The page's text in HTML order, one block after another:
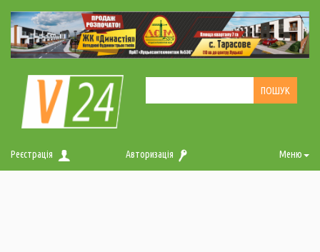
Реєстрація Авторизація Меню